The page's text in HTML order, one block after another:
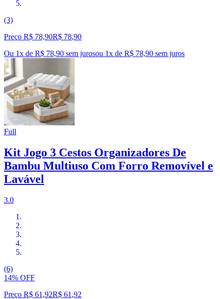
(3)
Preço R$ 78,90R$ 78,90
Ou 1x de R$ 78,90 sem jurosou 1x de R$ 78,90 sem juros
Full
Kit Jogo 3 Cestos Organizadores De
Bambu Multiuso Com Forro Removível e
Lavável
3.0
(6)
14% OFF
Preço R$ 61,92R$ 61 ,92